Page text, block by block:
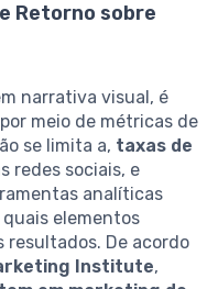
Retorno sobre
narrativa visual, é
meio de métricas de
se limita a, taxas de
redes sociais, e
analíticas
elementos
resultados. De acordo
Institute,